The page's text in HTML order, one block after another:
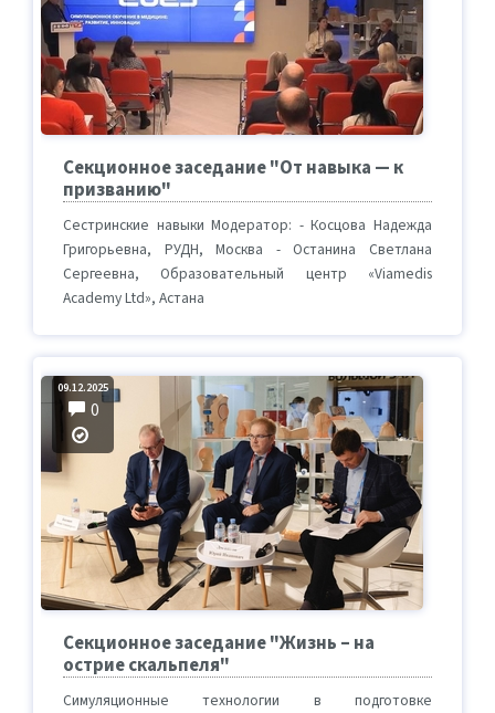
Секционное заседание "От навыка — к
призванию"
Сестринские навыки Модератор: - Косцова Надежда
Григорьевна, РУДН, Москва - Останина Светлана
Сергеевна, Образовательный центр «Viamedis
Academy Ltd», Астана
09.12.2025
0
Секционное заседание "Жизнь – на
острие скальпеля"
Симуляционные технологии в подготовке